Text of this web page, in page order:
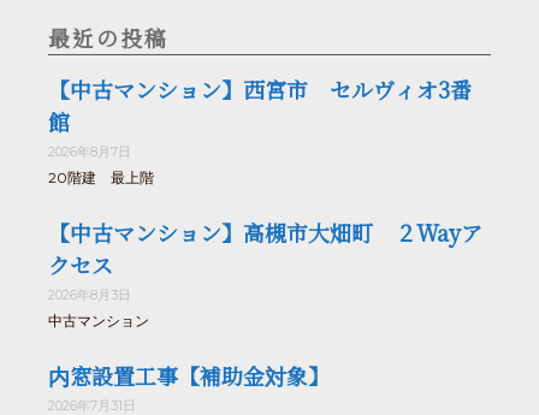
最近の投稿
【中古マンション】西宮市 セルヴィオ3番
館
2026年8月7日
20階建 最上階
【中古マンション】高槻市大畑町 ２Wayア
クセス
2026年8月3日
中古マンション
内窓設置工事【補助金対象】
2026年7月31日